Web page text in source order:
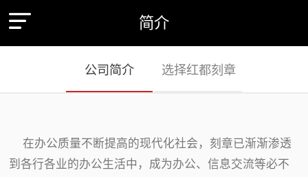
简介
公司简介 选择红都刻章
在办公质量不断提高的现代化社会，刻章已渐渐渗透
到各行各业的办公生活中，成为办公、信息交流等必不